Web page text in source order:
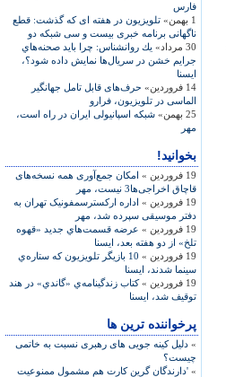
فارس
1 بهمن»
تلویزیون در هفته ای که گذشت: قطع
ناگهانی برنامه خبری بیست و سی شبکه دو
30 مرداد»
يك روانشناس: چرا بايد صحنه‌هاي
جرايم خشن در سريال‌ها نمايش داده شود؟،
ايسنا
14 فروردین»
حرف‌های قابل تامل جهانگیر
الماسی در تلویزیون، فرارو
25 بهمن»
شبکه اسپانیولی ایران در راه است،
مهر
بخوانید!
19 فروردین »
امکان جمع‌آوری همه نسخه‌های
قاچاق اخراجی‌ها3 نیست، مهر
19 فروردین »
اداره ارکسترسمفونیک تهران به
دفتر موسیقی سپرده شد، مهر
19 فروردین »
عرضه قسمت‌هاي جديد «قهوه
تلخ» از دو هفته بعد، ايسنا
19 فروردین »
10 بازيگر تلويزيون كه ستاره‌ي
سينما شدند، ايسنا
19 فروردین »
كتاب زندگينامه‌ي «گاندي» در هند
توقيف شد، ايسنا
پرخواننده ترین ها
» دلیل کینه جویی های رهبری نسبت به خاتمی
چیست؟
» 'دارندگان گرین کارت هم مشمول ممنوعیت